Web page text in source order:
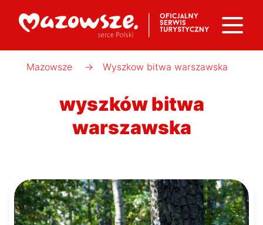
Mazowsze → Wyszkow bitwa warszawska
wyszków bitwa
warszawska